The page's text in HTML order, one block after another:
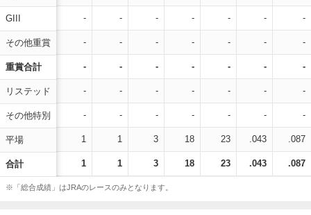
GIII
その他重賞
重賞合計
リステッド
その他特別
平場
合計
- - - - - - -
- - - - - - -
- - - - - - -
- - - - - - -
- - - - - - -
1 1 3 18 23 .043 .087
1 1 3 18 23 .043 .087
※「総合成績」はJRAのレースのみとなります。